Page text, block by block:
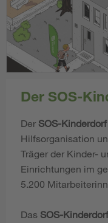
Der SOS-
Der SOS-Kinderdorf
Hilfsorganisation
Träger der Kinder-
Einrichtungen im
5.200
Das SOS-